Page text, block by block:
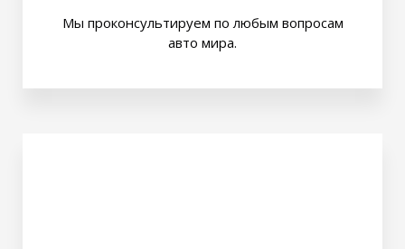
Мы проконсультируем по любым вопросам
авто мира.